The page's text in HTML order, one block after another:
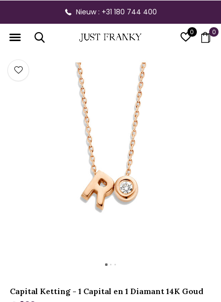
0 0
Nieuw : +31 180 744 400
Capital Ketting - 1 Capital en 1 Diamant 14K Goud